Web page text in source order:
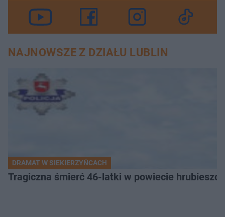
NAJNOWSZE Z DZIAŁU LUBLIN
DRAMAT W SIEKIERZYŃCACH
Tragiczna śmierć 46-latki w powiecie